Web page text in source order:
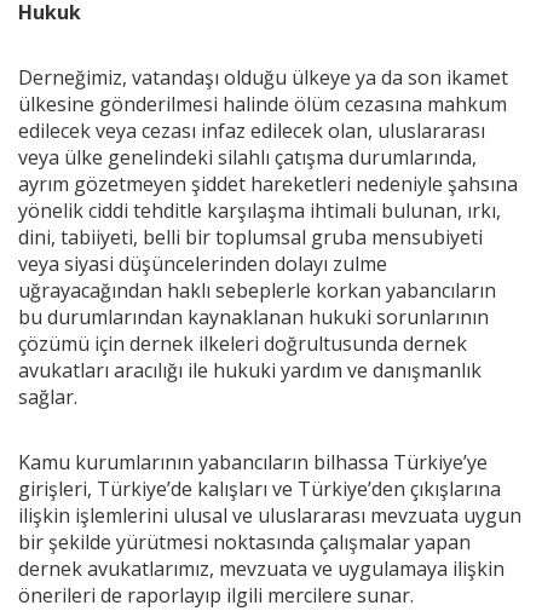
Hukuk
Derneğimiz, vatandaşı olduğu ülkeye ya da son ikamet
ülkesine gönderilmesi halinde ölüm cezasına mahkum
edilecek veya cezası infaz edilecek olan, uluslararası
veya ülke genelindeki silahlı çatışma durumlarında,
ayrım gözetmeyen şiddet hareketleri nedeniyle şahsına
yönelik ciddi tehditle karşılaşma ihtimali bulunan, ırkı,
dini, tabiiyeti, belli bir toplumsal gruba mensubiyeti
veya siyasi düşüncelerinden dolayı zulme
uğrayacağından haklı sebeplerle korkan yabancıların
bu durumlarından kaynaklanan hukuki sorunlarının
çözümü için dernek ilkeleri doğrultusunda dernek
avukatları aracılığı ile hukuki yardım ve danışmanlık
sağlar.
Kamu kurumlarının yabancıların bilhassa Türkiye’ye
girişleri, Türkiye’de kalışları ve Türkiye’den çıkışlarına
ilişkin işlemlerini ulusal ve uluslararası mevzuata uygun
bir şekilde yürütmesi noktasında çalışmalar yapan
dernek avukatlarımız, mevzuata ve uygulamaya ilişkin
önerileri de raporlayıp ilgili mercilere sunar.
Videolar
Yayınlar
Kitap ve film